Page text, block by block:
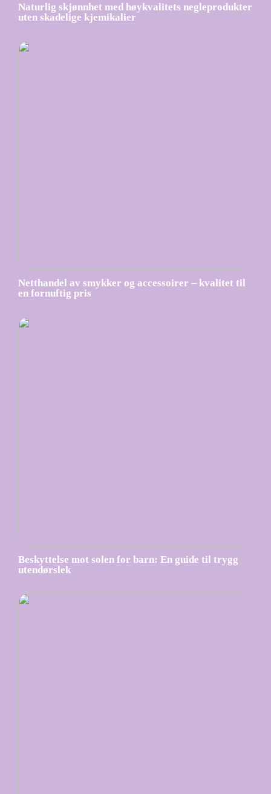
Naturlig skjønnhet med høykvalitets negleprodukter
uten skadelige kjemikalier
Netthandel av smykker og accessoirer – kvalitet til
en fornuftig pris
Beskyttelse mot solen for barn: En guide til trygg
utendørslek